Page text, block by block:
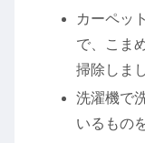
カーペッ
で、こま
掃除しま
洗濯機で
いるもの